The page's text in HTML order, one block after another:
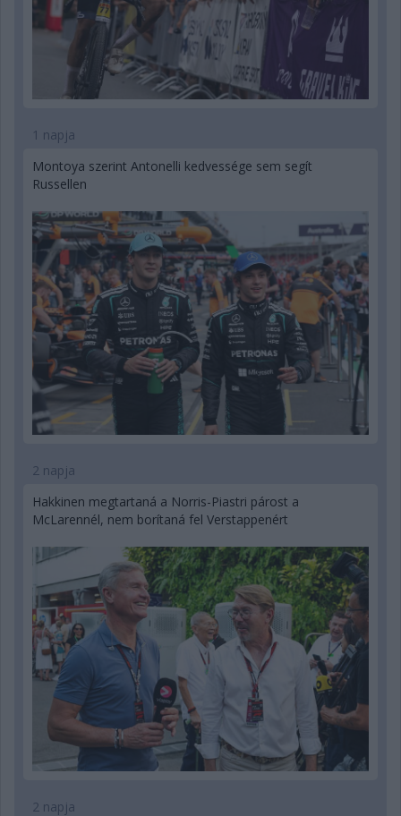
1 napja
Montoya szerint Antonelli kedvessége sem segít
Russellen
2 napja
Hakkinen megtartaná a Norris-Piastri párost a
McLarennél, nem borítaná fel Verstappenért
2 napja